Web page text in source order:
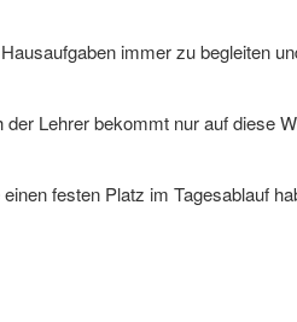
immer zu begleiten
Lehrer bekommt nur auf diese
festen Platz im Tagesablauf